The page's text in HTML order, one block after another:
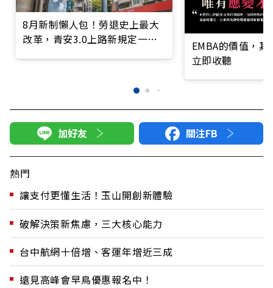
8月新制懶人包！勞退史上最大
改革，青安3.0上路新規定一次
EMBA的價值，
立即收聽
加好友 關注FB
熱門
讓支付更懂生活！玉山開創新體驗
破解決策新焦慮，三大核心能力
台中航網十倍增、客運年增近三成
遠見高峰會早鳥優惠報名中！